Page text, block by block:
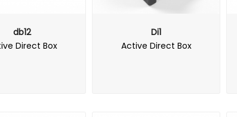
db12
Direct Box
Di1
Active Direct Box